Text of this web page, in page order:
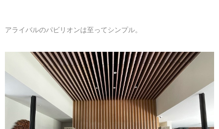
アライバルのパビリオンは至ってシンプル。